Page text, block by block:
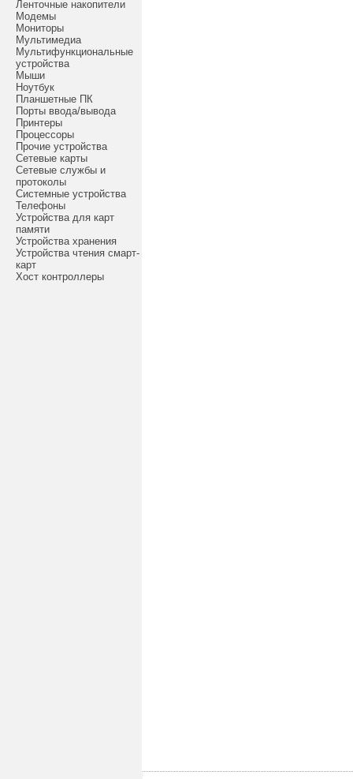
Ленточные накопители
Модемы
Мониторы
Мультимедиа
Мультифункциональные
устройства
Мыши
Ноутбук
Планшетные ПК
Порты ввода/вывода
Принтеры
Процессоры
Прочие устройства
Сетевые карты
Сетевые службы и
протоколы
Системные устройства
Телефоны
Устройства для карт
памяти
Устройства хранения
Устройства чтения смарт-
карт
Хост контроллеры